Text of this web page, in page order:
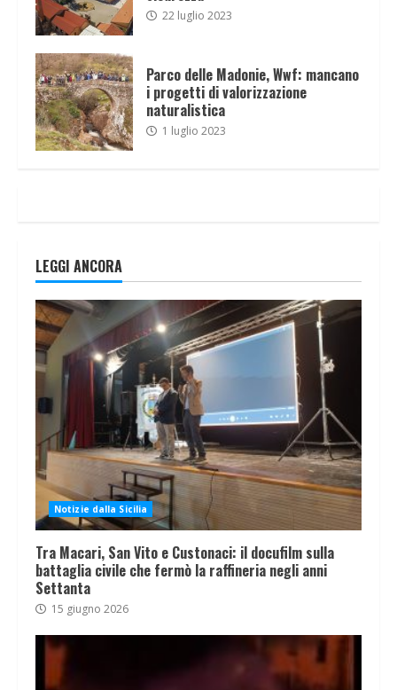
22 luglio 2023
Parco delle Madonie, Wwf: mancano
i progetti di valorizzazione
naturalistica
1 luglio 2023
LEGGI ANCORA
Notizie dalla Sicilia
Tra Macari, San Vito e Custonaci: il docufilm sulla
battaglia civile che fermò la raffineria negli anni
Settanta
15 giugno 2026